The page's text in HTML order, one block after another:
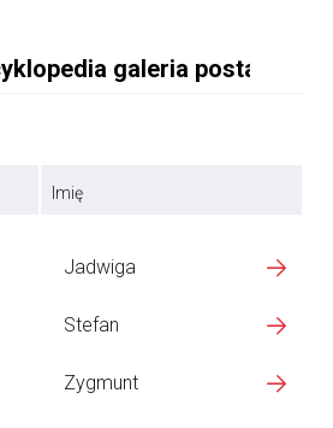
Imię
Jadwiga
Stefan
Zygmunt